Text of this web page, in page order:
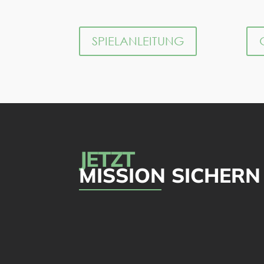
SPIELANLEITUNG
JETZT
MISSION SICHERN